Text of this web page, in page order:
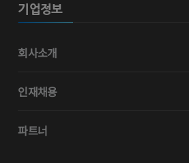
기업정보
회사소개
인재채용
파트너